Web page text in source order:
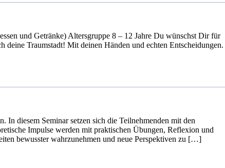
und Getränke) Altersgruppe 8 – 12 Jahre Du wünschst Dir für
Traumstadt! Mit deinen Händen und echten Entscheidungen.
In diesem Seminar setzen sich die Teilnehmenden mit den
Impulse werden mit praktischen Übungen, Reflexion und
bewusster wahrzunehmen und neue Perspektiven zu […]